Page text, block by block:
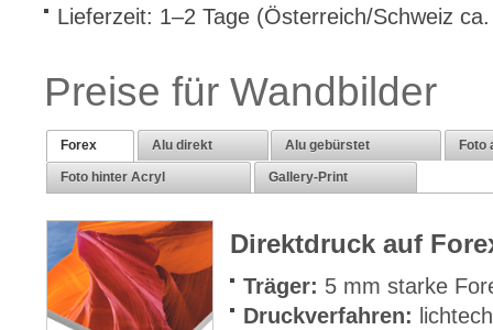
Lieferzeit: 1–2 Tage (Österreich/Schweiz
Preise für Wandbilder
Forex Alu direkt Alu gebürstet Foto
Foto hinter Acryl Gallery-Print
Direktdruck auf
Träger: 5 mm starke
Druckverfahren: